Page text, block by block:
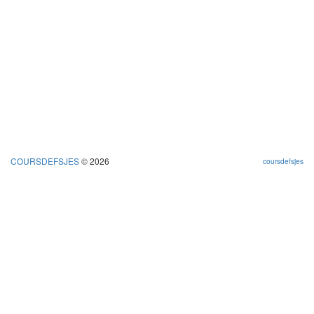
COURSDEFSJES© 2026 coursdefsjes